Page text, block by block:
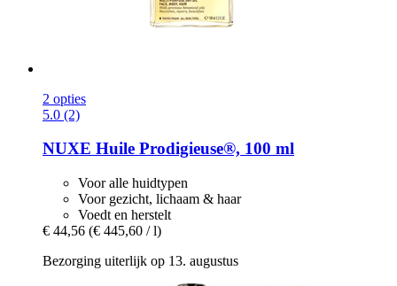
2 opties
5.0 (2)
NUXE Huile Prodigieuse®, 100 ml
Voor alle huidtypen
Voor gezicht, lichaam & haar
Voedt en herstelt
€ 44,56 (€ 445,60 / l)
Bezorging uiterlijk op 13. augustus